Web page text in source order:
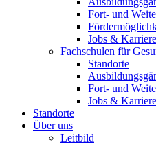
Fort- und
Jobs & Karriere
Fachschulen für
Standorte
Fort- und
Jobs & Karriere
Standorte
Über uns
Leitbild